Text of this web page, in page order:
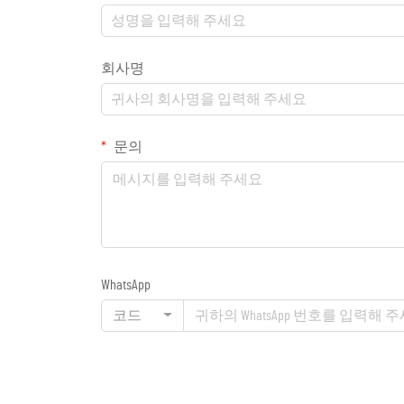
회사명
문의
WhatsApp
코드